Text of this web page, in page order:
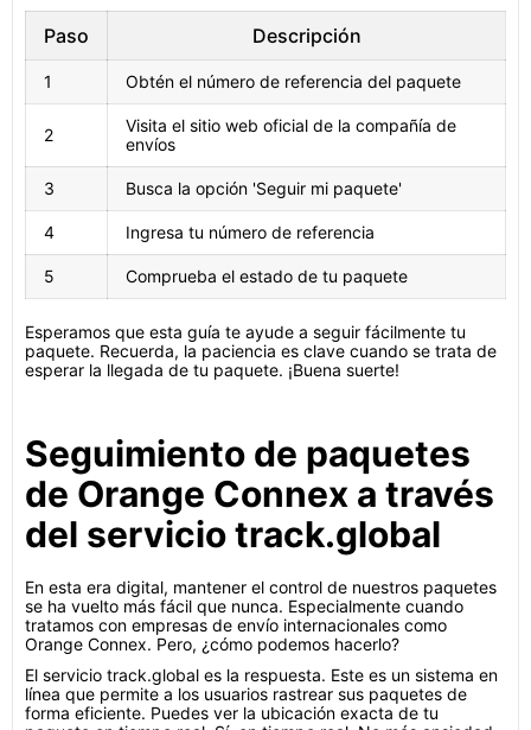
Paso Descripción
1 Obtén el número de referencia del paquete
2
Visita el sitio web oficial de la compañía de
envíos
3 Busca la opción 'Seguir mi paquete'
4 Ingresa tu número de referencia
5 Comprueba el estado de tu paquete
Esperamos que esta guía te ayude a seguir fácilmente tu
paquete. Recuerda, la paciencia es clave cuando se trata de
esperar la llegada de tu paquete. ¡Buena suerte!
Seguimiento de paquetes
de Orange Connex a través
del servicio track.global
En esta era digital, mantener el control de nuestros paquetes
se ha vuelto más fácil que nunca. Especialmente cuando
tratamos con empresas de envío internacionales como
Orange Connex. Pero, ¿cómo podemos hacerlo?
El servicio track.global es la respuesta. Este es un sistema en
línea que permite a los usuarios rastrear sus paquetes de
forma eficiente. Puedes ver la ubicación exacta de tu